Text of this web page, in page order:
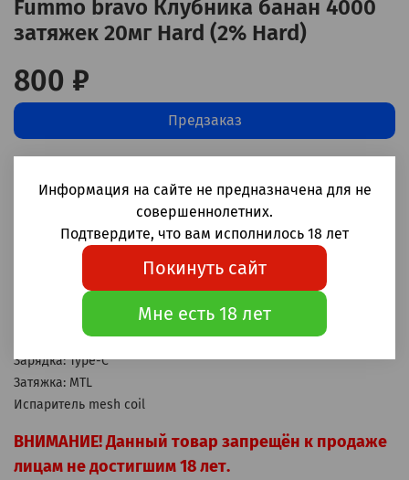
Fummo bravo Клубника банан 4000
затяжек 20мг Hard (2% Hard)
800 ₽
Предзаказ
Одноразовые электронные сигареты Fummo bravo Клубника
банан 4000 затяжек
Аккумулятор: 550мАч
Крепость: 20мг Hard
Зарядка: Type-C
Затяжка: MTL
Испаритель mesh coil
ВНИМАНИЕ! Данный товар запрещён к продаже
лицам не достигшим 18 лет.
Информация на сайте не предназначена для не
совершеннолетних.
Подтвердите, что вам исполнилось 18 лет
Покинуть сайт
Мне есть 18 лет